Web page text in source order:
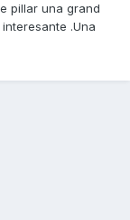
pillar una grand
.Una